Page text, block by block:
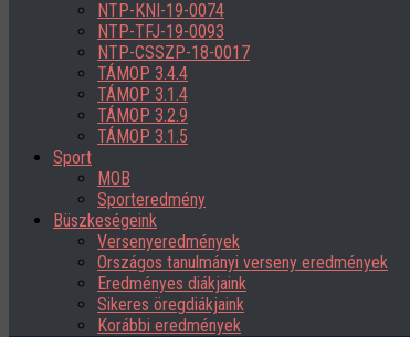
NTP-KNI-19-0074
NTP-TFJ-19-0093
NTP-CSSZP-18-0017
TÁMOP 3.4.4
TÁMOP 3.1.4
TÁMOP 3.2.9
TÁMOP 3.1.5
Sport
MOB
Sporteredmény
Büszkeségeink
Versenyeredmények
Országos tanulmányi verseny eredmények
Eredményes diákjaink
Sikeres öregdiákjaink
Korábbi eredmények